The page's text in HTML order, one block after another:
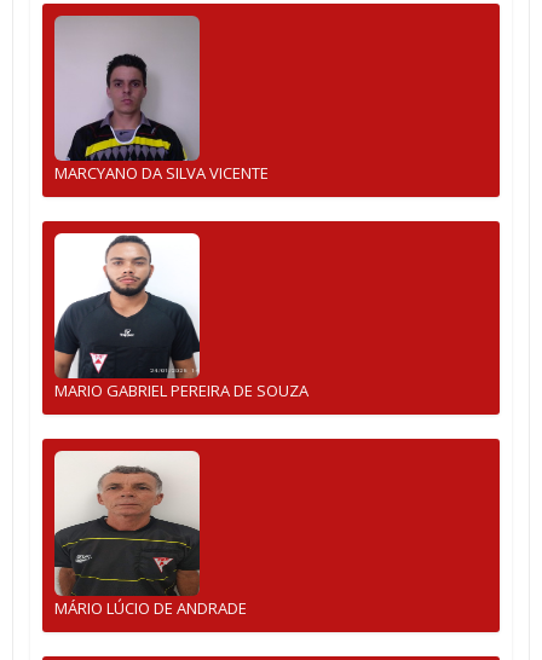
MARCYANO DA SILVA VICENTE
MARIO GABRIEL PEREIRA DE SOUZA
MÁRIO LÚCIO DE ANDRADE